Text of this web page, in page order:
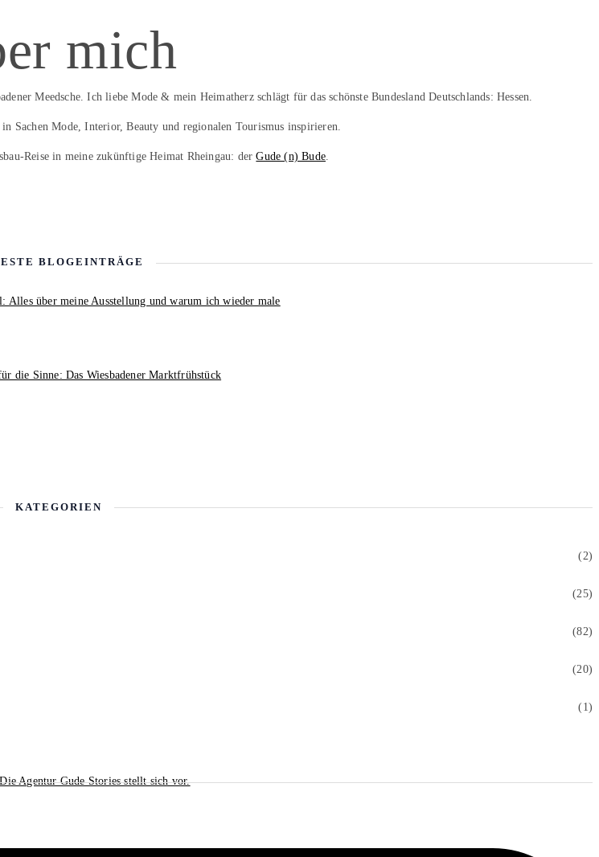
mich
Meedsche. Ich liebe Mode & mein Heimatherz schlägt für das schönste Bundesland Deutschlands: Hessen.
Sachen Mode, Interior, Beauty und regionalen Tourismus inspirieren.
Reise in meine zukünftige Heimat Rheingau: derGude (n) Bude
BLOGEINTRÄGE
KATEGORIEN
(2)
(25)
(82)
(20)
(1)